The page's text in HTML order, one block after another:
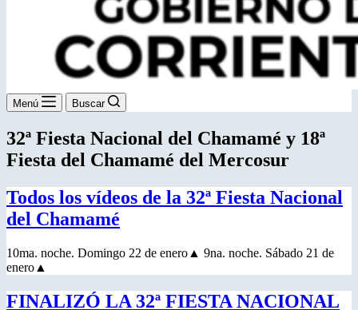
Menú Buscar
32ª Fiesta Nacional del Chamamé y 18ª
Fiesta del Chamamé del Mercosur
Todos los vídeos de la 32ª Fiesta Nacional
del Chamamé
10ma. noche. Domingo 22 de enero▲ 9na. noche. Sábado 21 de
enero▲
FINALIZÓ LA 32ª FIESTA NACIONAL